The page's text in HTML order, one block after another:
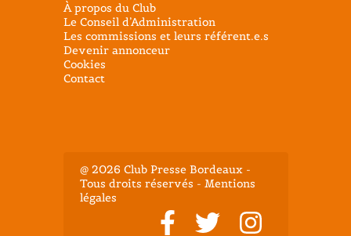
À propos du Club
Le Conseil d’Administration
Les commissions et leurs référent.e.s
Devenir annonceur
Cookies
Contact
@ 2026 Club Presse Bordeaux -
Tous droits réservés - Mentions
légales